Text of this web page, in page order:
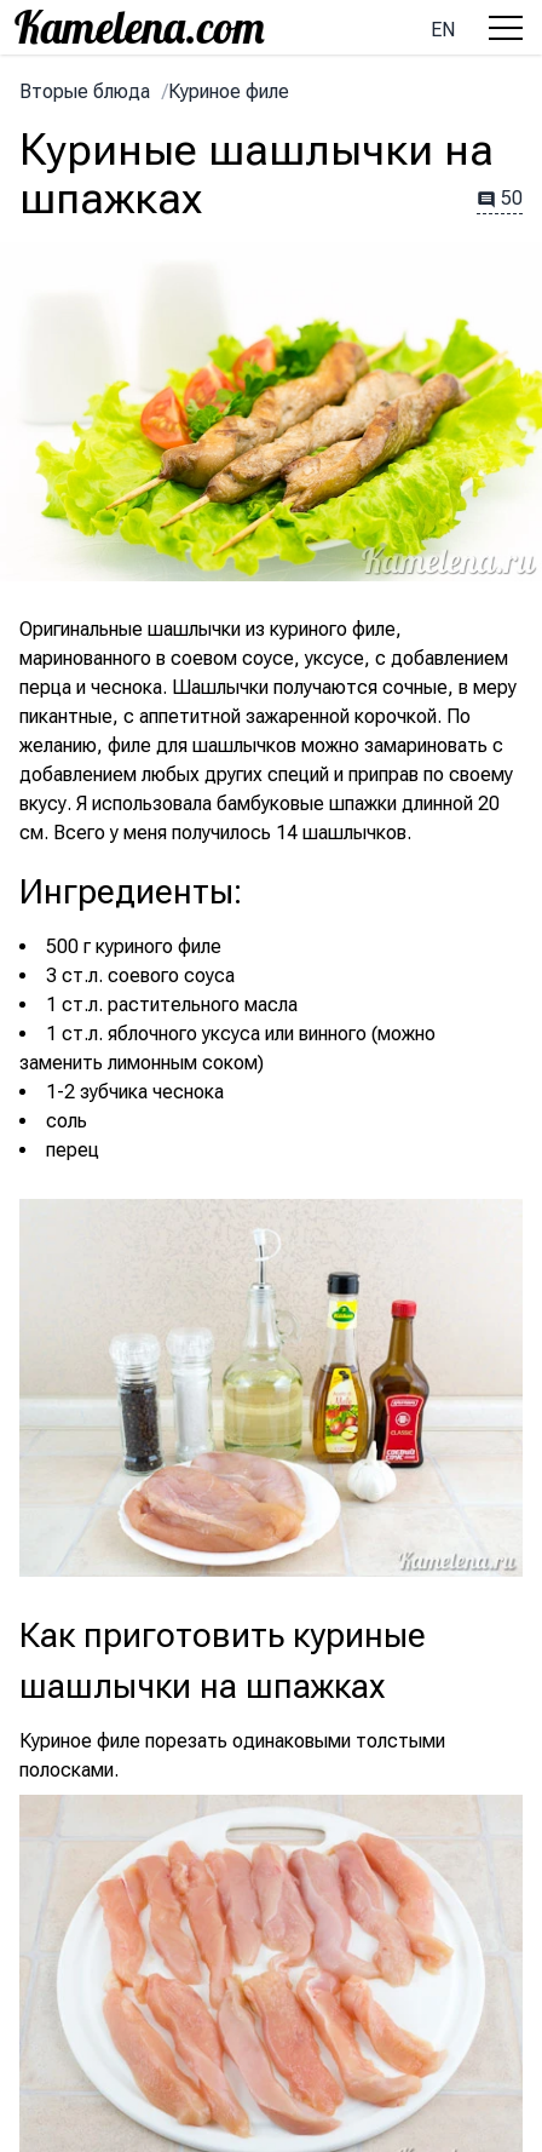
EN
Вторые блюда /Куриное филе
Куриные шашлычки на
шпажках
50
Оригинальные шашлычки из куриного филе,
маринованного в соевом соусе, уксусе, с добавлением
перца и чеснока. Шашлычки получаются сочные, в меру
пикантные, с аппетитной зажаренной корочкой. По
желанию, филе для шашлычков можно замариновать с
добавлением любых других специй и приправ по своему
вкусу. Я использовала бамбуковые шпажки длинной 20
см. Всего у меня получилось 14 шашлычков.
Ингредиенты:
500 г куриного филе
3 ст.л. соевого соуса
1 ст.л. растительного масла
1 ст.л. яблочного уксуса или винного (можно
заменить лимонным соком)
1-2 зубчика чеснока
соль
перец
Как приготовить куриные
шашлычки на шпажках
Куриное филе порезать одинаковыми толстыми
полосками.